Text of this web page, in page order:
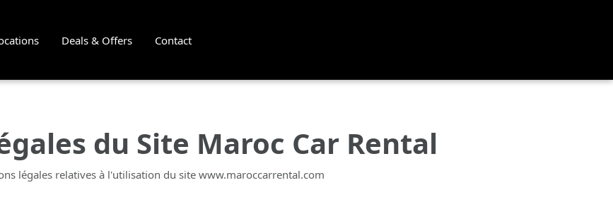
Deals & Offers Contact
du Site Maroc Car Rental
légales relatives à l'utilisation du site www.maroccarrental.com